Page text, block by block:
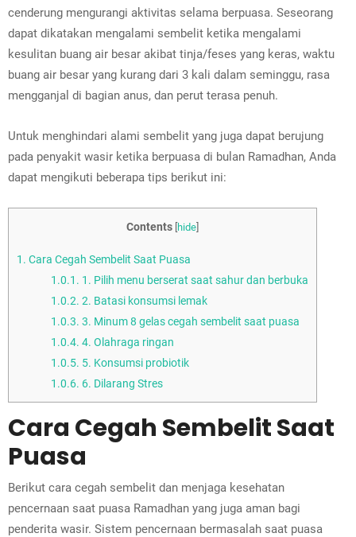
cenderung mengurangi aktivitas selama berpuasa. Seseorang
dapat dikatakan mengalami sembelit ketika mengalami
kesulitan buang air besar akibat tinja/feses yang keras, waktu
buang air besar yang kurang dari 3 kali dalam seminggu, rasa
mengganjal di bagian anus, dan perut terasa penuh.
Untuk menghindari alami sembelit yang juga dapat berujung
pada penyakit wasir ketika berpuasa di bulan Ramadhan, Anda
dapat mengikuti beberapa tips berikut ini:
Contents [hide]
1. Cara Cegah Sembelit Saat Puasa
1.0.1. 1. Pilih menu berserat saat sahur dan berbuka
1.0.2. 2. Batasi konsumsi lemak
1.0.3. 3. Minum 8 gelas cegah sembelit saat puasa
1.0.4. 4. Olahraga ringan
1.0.5. 5. Konsumsi probiotik
1.0.6. 6. Dilarang Stres
Cara Cegah Sembelit Saat
Puasa
Berikut cara cegah sembelit dan menjaga kesehatan
pencernaan saat puasa Ramadhan yang juga aman bagi
penderita wasir. Sistem pencernaan bermasalah saat puasa